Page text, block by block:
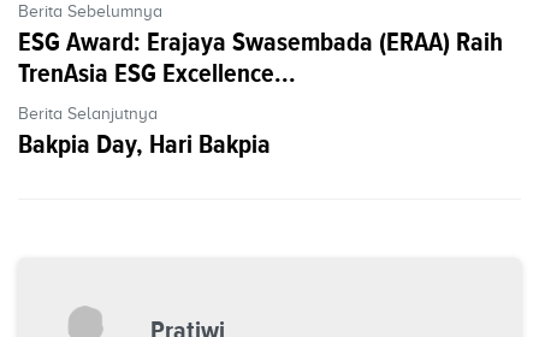
Berita Sebelumnya
ESG Award: Erajaya Swasembada (ERAA) Raih
TrenAsia ESG Excellence...
Berita Selanjutnya
Bakpia Day, Hari Bakpia